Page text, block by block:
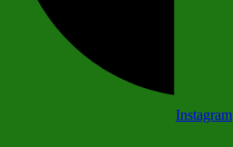
Instagram